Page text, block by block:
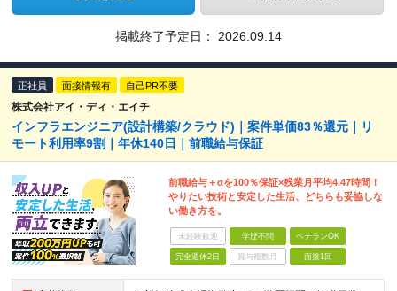
掲載終了予定日： 2026.09.14
正社員 面接情報有 自己PR不要
株式会社アイ・ディ・エイチ
インフラエンジニア(設計構築/クラウド)｜案件単価83％還元｜リ
モート利用率9割｜年休140日｜前職給与保証
前職給与＋αを100％保証×残業月平均4.47時間！
やりたい技術と安定した生活、どちらも妥協しな
い働き方を。
未経験歓迎 学歴不問 ベテランOK
完全週休2日 賞与複数月 面接1回